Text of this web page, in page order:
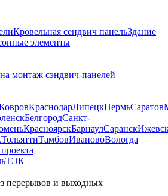
Кровельная сендвич панельЗдание
элементы
монтаж сэндвич-панелей
КраснодарЛипецкПермьСаратов
БелгородСанкт-
КрасноярскБарнаулСаранск
ТольяттиТамбовИвановоВологда
перерывов и выходных